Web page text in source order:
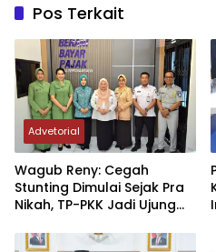
Pos Terkait
Advetorial
Wagub Reny: Cegah
Stunting Dimulai Sejak Pra
Nikah, TP-PKK Jadi Ujung